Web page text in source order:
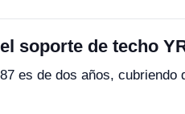
soporte de techo
es de dos años,